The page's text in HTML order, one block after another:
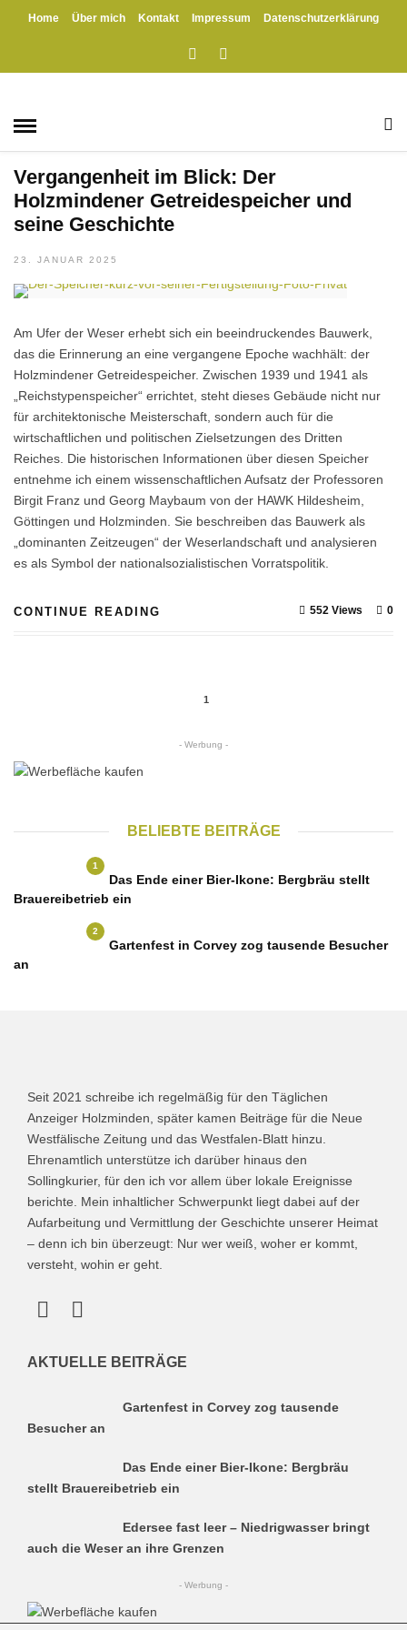
Home Über mich Kontakt Impressum
Datenschutzerklärung
Hafenbahn
GESCHICHTE
/
Vergangenheit im Blick: Der
Holzmindener Getreidespeicher und
seine Geschichte
23. JANUAR 2025
Am Ufer der Weser erhebt sich ein beeindruckendes Bauwerk,
das die Erinnerung an eine vergangene Epoche wachhält: der
Holzmindener Getreidespeicher. Zwischen 1939 und 1941 als
„Reichstypenspeicher“ errichtet, steht dieses Gebäude nicht nur
für architektonische Meisterschaft, sondern auch für die
wirtschaftlichen und politischen Zielsetzungen des Dritten
Reiches. Die historischen Informationen über diesen Speicher
entnehme ich einem wissenschaftlichen Aufsatz der Professoren
Birgit Franz und Georg Maybaum von der HAWK Hildesheim,
Göttingen und Holzminden. Sie beschreiben das Bauwerk als
„dominanten Zeitzeugen“ der Weserlandschaft und analysieren
es als Symbol der nationalsozialistischen Vorratspolitik.
CONTINUE READING 0
552 Views
1
- Werbung -
BELIEBTE BEITRÄGE
1
Das Ende einer Bier-Ikone: Bergbräu stellt
Brauereibetrieb ein
2
Gartenfest in Corvey zog tausende Besucher
an
Seit 2021 schreibe ich regelmäßig für den Täglichen
Anzeiger Holzminden, später kamen Beiträge für die Neue
Westfälische Zeitung und das Westfalen-Blatt hinzu.
Ehrenamtlich unterstütze ich darüber hinaus den
Sollingkurier, für den ich vor allem über lokale Ereignisse
berichte. Mein inhaltlicher Schwerpunkt liegt dabei auf der
Aufarbeitung und Vermittlung der Geschichte unserer Heimat
– denn ich bin überzeugt: Nur wer weiß, woher er kommt,
versteht, wohin er geht.
AKTUELLE BEITRÄGE
Gartenfest in Corvey zog tausende
Besucher an
Das Ende einer Bier-Ikone: Bergbräu
stellt Brauereibetrieb ein
Edersee fast leer – Niedrigwasser bringt
auch die Weser an ihre Grenzen
- Werbung -